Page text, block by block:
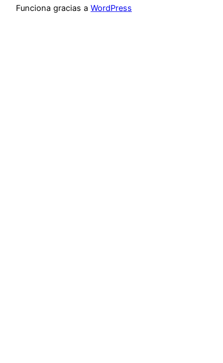
Funciona gracias a WordPress